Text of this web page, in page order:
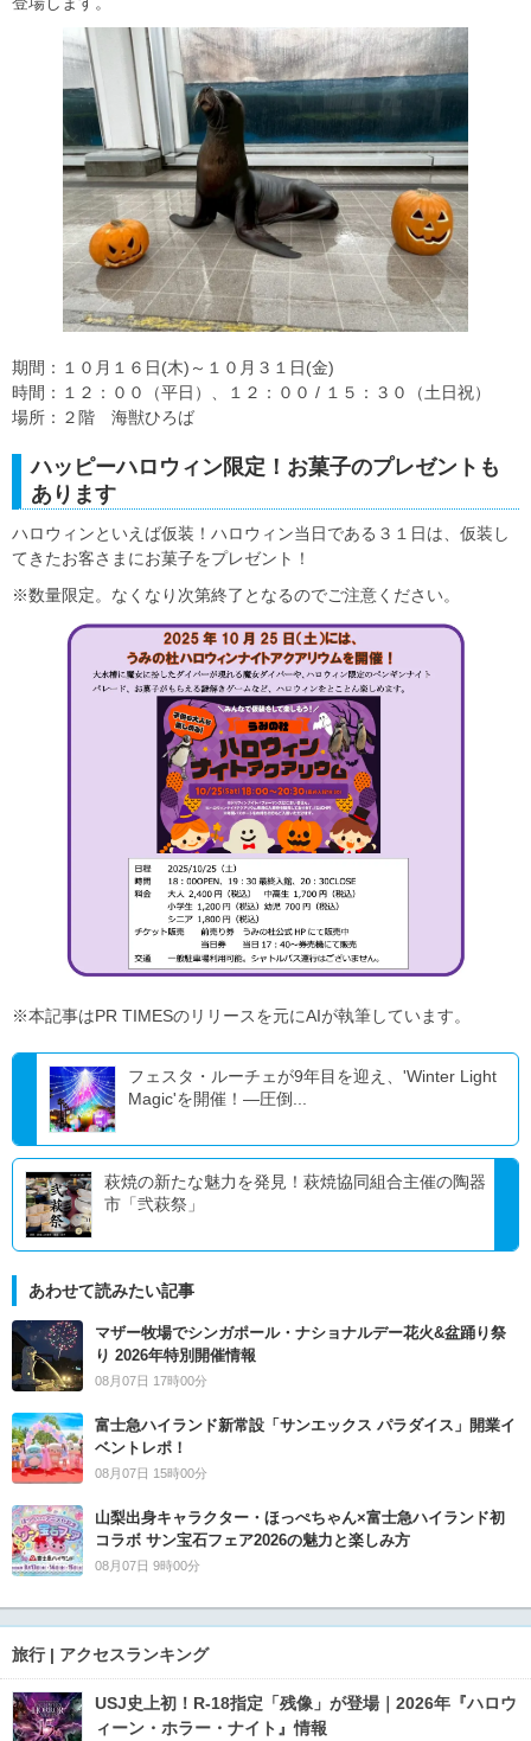
期間：１０月１６日(木)～１０月３１日(金)
時間：１２：００（平日）、１２：００ / １５：３０（土日祝）
場所：２階 海獣ひろば
ハッピーハロウィン限定！お菓子のプレゼントも
あります
ハロウィンといえば仮装！ハロウィン当日である３１日は、仮装し
てきたお客さまにお菓子をプレゼント！
※数量限定。なくなり次第終了となるのでご注意ください。
※本記事はPR TIMESのリリースを元にAIが執筆しています。
フェスタ・ルーチェが9年目を迎え、'Winter Light
Magic'を開催！―圧倒...
萩焼の新たな魅力を発見！萩焼協同組合主催の陶器
市「弐萩祭」
あわせて読みたい記事
マザー牧場でシンガポール・ナショナルデー花火&盆踊り祭
り 2026年特別開催情報
08月07日 17時00分
富士急ハイランド新常設「サンエックス パラダイス」開業イ
ベントレポ！
08月07日 15時00分
山梨出身キャラクター・ほっぺちゃん×富士急ハイランド初
コラボ サン宝石フェア2026の魅力と楽しみ方
08月07日 9時00分
旅行 | アクセスランキング
USJ史上初！R-18指定「残像」が登場｜2026年『ハロウ
ィーン・ホラー・ナイト』情報